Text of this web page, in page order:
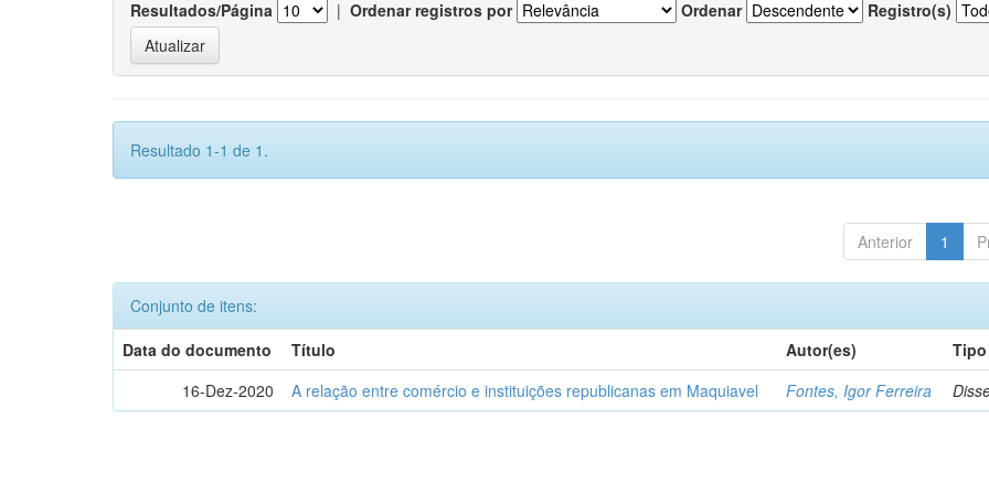
Resultados/Página | Ordenar registros por Ordenar Registro(s)
Resultado 1-1 de 1.
Anterior 1
Conjunto de itens:
Data do documento
Título Autor(es)
Tipo
16-Dez-2020
A relação entre comércio e instituições republicanas em Maquiavel Fontes, Igor Ferreira